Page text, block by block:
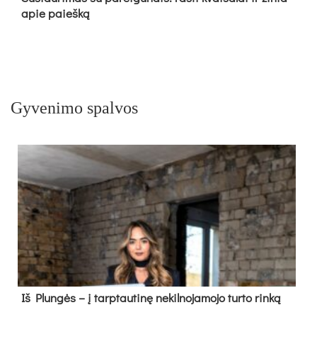
apie paieš­ką
Gyvenimo spalvos
Iš Plungės – į tarptautinę nekilnojamojo turto rinką